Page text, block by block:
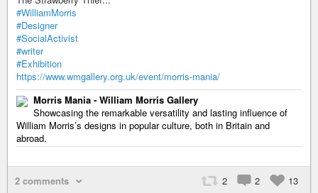
#WilliamMorris
#Designer
#SocialActivist
#writer
#Exhibition
https://www.wmgallery.org.uk/event/morris-mania/
Morris Mania - William Morris Gallery
Showcasing the remarkable versatility and lasting influence of
William Morris’s designs in popular culture, both in Britain and
abroad.
2 comments 2 2 13